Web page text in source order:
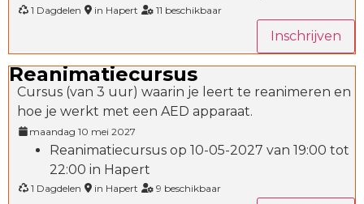
1 Dagdelen in Hapert 11 beschikbaar
Inschrijven
Reanimatiecursus
Cursus (van 3 uur) waarin je leert te reanimeren en
hoe je werkt met een AED apparaat.
maandag 10 mei 2027
Reanimatiecursus op 10-05-2027 van 19:00 tot
22:00 in Hapert
1 Dagdelen in Hapert 9 beschikbaar